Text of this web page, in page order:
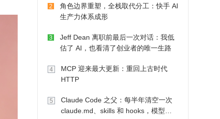
2
角色边界重塑，全栈取代分工：快手 AI
生产力体系成形
3
Jeff Dean 离职前最后一次对话：我低
估了 AI，也看清了创业者的唯一生路
4
MCP 迎来最大更新：重回上古时代
HTTP
5
Claude Code 之父：每半年清空一次
claude.md、skills 和 hooks，模型自